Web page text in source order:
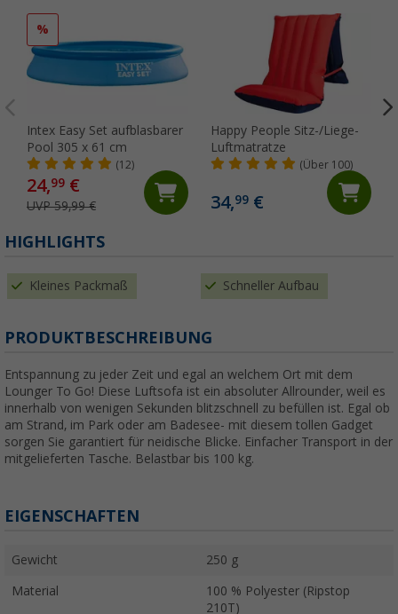
%
Intex Easy Set aufblasbarer
Pool 305 x 61 cm
(12)
24,99 €
UVP 59,99 €
Happy People Sitz-/Liege-
Luftmatratze
(Über 100)
34,99€
HIGHLIGHTS
Kleines Packmaß Schneller Aufbau
PRODUKTBESCHREIBUNG
Entspannung zu jeder Zeit und egal an welchem Ort mit dem
Lounger To Go! Diese Luftsofa ist ein absoluter Allrounder, weil es
innerhalb von wenigen Sekunden blitzschnell zu befüllen ist. Egal ob
am Strand, im Park oder am Badesee- mit diesem tollen Gadget
sorgen Sie garantiert für neidische Blicke. Einfacher Transport in der
mitgelieferten Tasche. Belastbar bis 100 kg.
EIGENSCHAFTEN
Gewicht 250 g
Material
100 % Polyester (Ripstop
210T)